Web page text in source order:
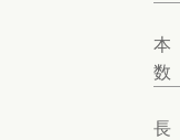
本
数
長